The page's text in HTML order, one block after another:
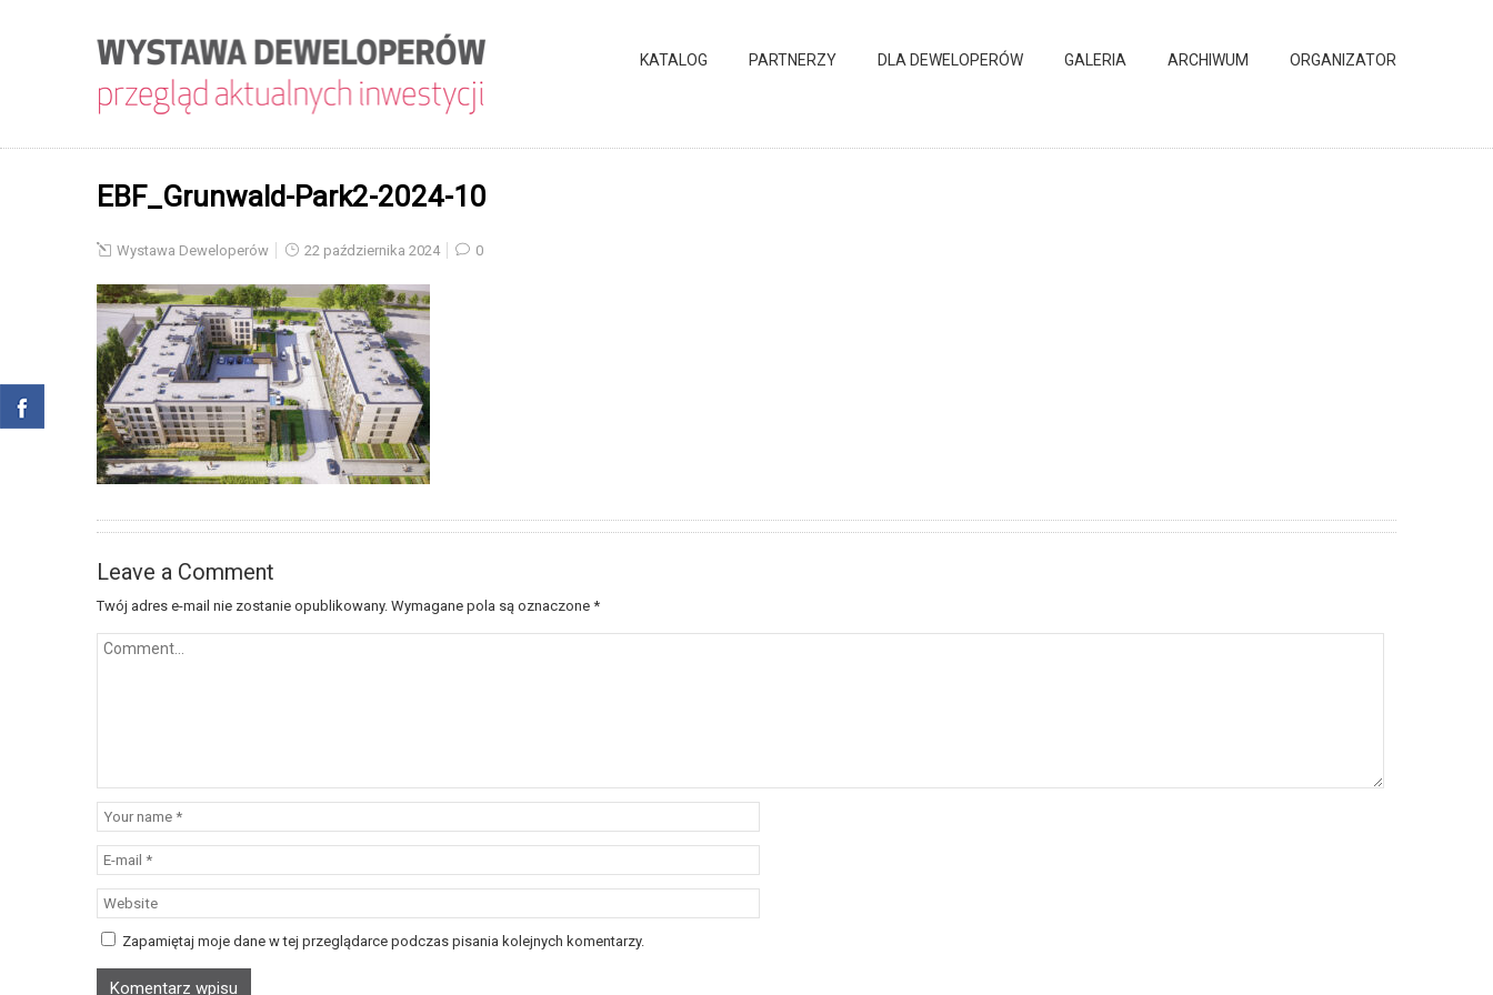
KATALOG PARTNERZY DLA DEWELOPERÓW GALERIA ARCHIWUM ORGANIZATOR
EBF_Grunwald-Park2-2024-10
Wystawa Deweloperów 22 października 2024 0
Leave a Comment
Twój adres e-mail nie zostanie opublikowany. Wymagane pola są oznaczone *
Zapamiętaj moje dane w tej przeglądarce podczas pisania kolejnych komentarzy.